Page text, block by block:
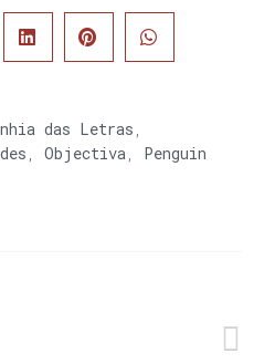
das Letras
Objectiva
Penguin